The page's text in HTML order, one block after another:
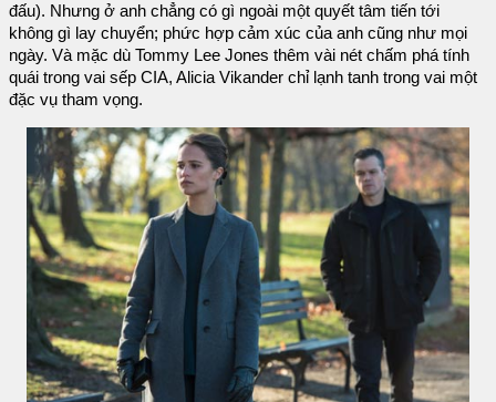
đấu). Nhưng ở anh chẳng có gì ngoài một quyết tâm tiến tới
không gì lay chuyển; phức hợp cảm xúc của anh cũng như mọi
ngày. Và mặc dù Tommy Lee Jones thêm vài nét chấm phá tính
quái trong vai sếp CIA, Alicia Vikander chỉ lạnh tanh trong vai một
đặc vụ tham vọng.